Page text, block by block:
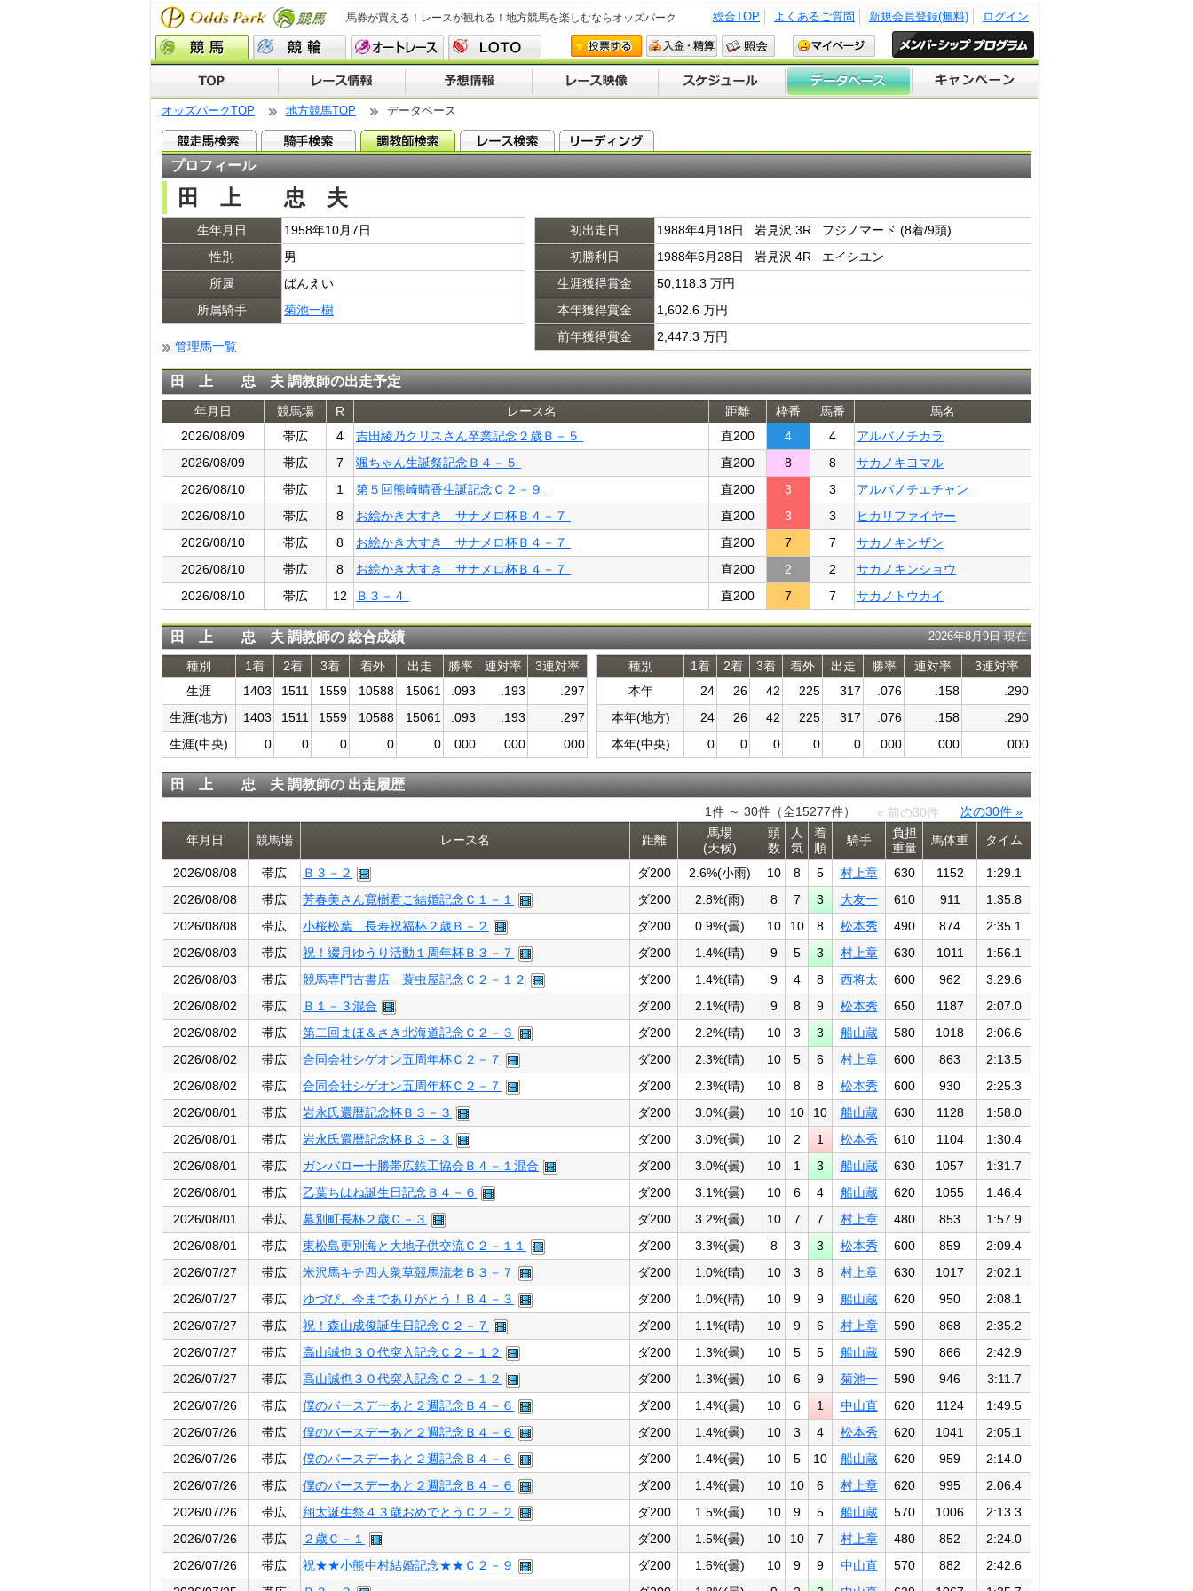
馬券が買える！レースが観れる！地方競馬を楽しむならオッズパーク ログイン
新規会員登録(無料)
よくあるご質問
総合TOP
オッズパークTOP 地方競馬TOP データベース
プロフィール
田 上 忠 夫
生年月日
1958年10月7日
性別
男
所属
ばんえい
所属騎手
菊池一樹
管理馬一覧
初出走日
1988年4月18日 岩見沢 3R フジノマード (8着/9頭)
初勝利日
1988年6月28日 岩見沢 4R エイシユン
生涯獲得賞金
50,118.3 万円
本年獲得賞金
1,602.6 万円
前年獲得賞金
2,447.3 万円
田 上 忠 夫 調教師の出走予定
年月日 競馬場 R レース名 距離 枠番 馬番
馬名
2026/08/09
帯広 4 吉田綾乃クリスさん卒業記念２歳Ｂ－５ 直200 4 4
アルバノチカラ
2026/08/09
帯広 7 颯ちゃん生誕祭記念Ｂ４－５ 直200 8 8
サカノキヨマル
2026/08/10
帯広 1 第５回熊崎晴香生誕記念Ｃ２－９ 直200 3 3
アルバノチエチャン
2026/08/10
帯広 8 お絵かき大すき サナメロ杯Ｂ４－７ 直200 3 3
ヒカリファイヤー
2026/08/10
帯広 8 お絵かき大すき サナメロ杯Ｂ４－７ 直200 7 7
サカノキンザン
2026/08/10
帯広 8 お絵かき大すき サナメロ杯Ｂ４－７ 直200 2 2
サカノキンショウ
2026/08/10
帯広 12 Ｂ３－４ 直200 7 7 サカノトウカイ
田 上 忠 夫 調教師の 総合成績 2026年8月9日 現在
種別 1着 2着 3着 着外 出走 勝率 連対率
3連対率
生涯
1403 1511 1559 10588 15061 .093 .193
.297
生涯(地方)
1403 1511 1559 10588 15061 .093 .193
.297
生涯(中央)
0 0 0 0 0 .000 .000 .000
種別 1着 2着 3着 着外 出走 勝率 連対率
3連対率
本年
24 26 42 225 317 .076 .158
.290
本年(地方)
24 26 42 225 317 .076 .158
.290
本年(中央)
0 0 0 0 0 .000 .000 .000
田 上 忠 夫 調教師の 出走履歴
1件 ～ 30件（全15277件） « 前の30件 次の30件 »
年月日 競馬場 レース名 距離
馬場
(天候)
頭
数
人
気
着
順
騎手
負担
重量
馬体重 タイム
2026/08/08 帯広 Ｂ３－２ ダ200 2.6%(小雨) 10 8 5 村上章 630 1152
1:29.1
2026/08/08
帯広 芳春美さん寛樹君ご結婚記念Ｃ１－１ ダ200 2.8%(雨) 8 7 3 大友一 610 911
1:35.8
2026/08/08
帯広 小桜松葉 長寿祝福杯２歳Ｂ－２ ダ200 0.9%(曇) 10 10 8 松本秀 490 874
2:35.1
2026/08/03
帯広 祝！綴月ゆうり活動１周年杯Ｂ３－７ ダ200 1.4%(晴) 9 5 3 村上章 630 1011
1:56.1
2026/08/03
帯広 競馬専門古書店 蓑虫屋記念Ｃ２－１２ ダ200 1.4%(晴) 9 4 8 西将太 600 962
3:29.6
2026/08/02
帯広 Ｂ１－３混合 ダ200 2.1%(晴) 9 8 9 松本秀 650 1187
2:07.0
2026/08/02
帯広 第二回まほ＆さき北海道記念Ｃ２－３ ダ200 2.2%(晴) 10 3 3 船山蔵 580 1018
2:06.6
2026/08/02
帯広 合同会社シゲオン五周年杯Ｃ２－７ ダ200 2.3%(晴) 10 5 6 村上章 600 863
2:13.5
2026/08/02
帯広 合同会社シゲオン五周年杯Ｃ２－７ ダ200 2.3%(晴) 10 8 8 松本秀 600 930
2:25.3
2026/08/01
帯広 岩永氏還暦記念杯Ｂ３－３ ダ200 3.0%(曇) 10 10 10 船山蔵 630 1128
1:58.0
2026/08/01
帯広 岩永氏還暦記念杯Ｂ３－３ ダ200 3.0%(曇) 10 2 1 松本秀 610 1104
1:30.4
2026/08/01
帯広 ガンバロー十勝帯広鉄工協会Ｂ４－１混合 ダ200 3.0%(曇) 10 1 3 船山蔵 630 1057
1:31.7
2026/08/01
帯広 乙葉ちはね誕生日記念Ｂ４－６ ダ200 3.1%(曇) 10 6 4 船山蔵 620 1055
1:46.4
2026/08/01
帯広 幕別町長杯２歳Ｃ－３ ダ200 3.2%(曇) 10 7 7 村上章 480 853
1:57.9
2026/08/01
帯広 東松島更別海と大地子供交流Ｃ２－１１ ダ200 3.3%(曇) 8 3 3 松本秀 600 859
2:09.4
2026/07/27
帯広 米沢馬キチ四人衆草競馬流老Ｂ３－７ ダ200 1.0%(晴) 10 3 8 村上章 630 1017
2:02.1
2026/07/27
帯広 ゆづぴ、今までありがとう！Ｂ４－３ ダ200 1.0%(晴) 10 9 9 船山蔵 620 950
2:08.1
2026/07/27
帯広 祝！森山成俊誕生日記念Ｃ２－７ ダ200 1.1%(晴) 10 9 6 村上章 590 868
2:35.2
2026/07/27
帯広 高山誠也３０代突入記念Ｃ２－１２ ダ200 1.3%(曇) 10 5 5 船山蔵 590 866
2:42.9
2026/07/27
帯広 高山誠也３０代突入記念Ｃ２－１２ ダ200 1.3%(曇) 10 6 9 菊池一 590 946
3:11.7
2026/07/26
帯広 僕のバースデーあと２週記念Ｂ４－６ ダ200 1.4%(曇) 10 6 1 中山直 620 1124
1:49.5
2026/07/26
帯広 僕のバースデーあと２週記念Ｂ４－６ ダ200 1.4%(曇) 10 3 4 松本秀 620 1041
2:05.1
2026/07/26
帯広 僕のバースデーあと２週記念Ｂ４－６ ダ200 1.4%(曇) 10 5 10 船山蔵 620 959
2:14.0
2026/07/26
帯広 僕のバースデーあと２週記念Ｂ４－６ ダ200 1.4%(曇) 10 10 6 村上章 620 995
2:06.4
2026/07/26
帯広 翔太誕生祭４３歳おめでとうＣ２－２ ダ200 1.5%(曇) 10 9 5 船山蔵 570 1006
2:13.3
2026/07/26
帯広 ２歳Ｃ－１ ダ200 1.5%(曇) 10 10 7 村上章 480 852
2:24.0
2026/07/26
帯広 祝★★小熊中村結婚記念★★Ｃ２－９ ダ200 1.6%(曇) 10 9 9 中山直 570 882
2:42.6